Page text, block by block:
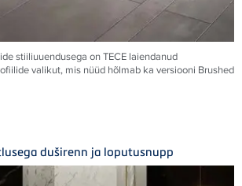
stiiliuuendusega onTECE laiendanud
valikut, mis nüüd hõlmab ka versiooni Brushed
duširenn ja loputusnupp